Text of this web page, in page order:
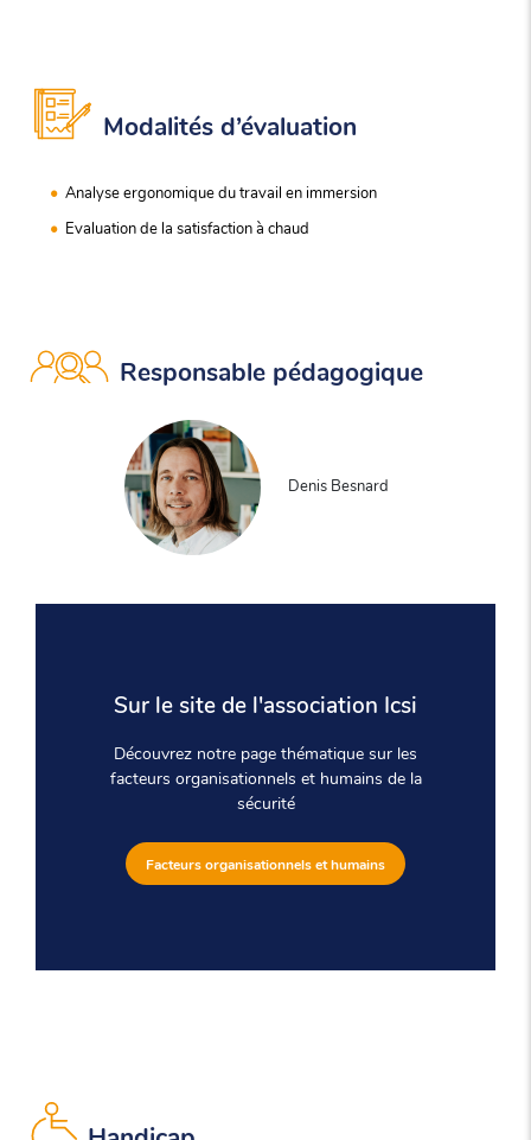
Modalités d’évaluation
Analyse ergonomique du travail en immersion
Evaluation de la satisfaction à chaud
Responsable pédagogique
Denis Besnard
Sur le site de l'association Icsi
Découvrez notre page thématique sur les
facteurs organisationnels et humains de la
sécurité
Facteurs organisationnels et humains